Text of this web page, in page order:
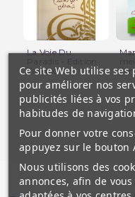
La Voie Du
Tawhid
Ce site Web utilise
pour améliorer nos
publicités liées à vos
habitudes de
Pour donner votre
appuyez sur le bouton
Nous utilisons des
annonces, afin de